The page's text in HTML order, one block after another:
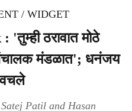
/ WIDGET
ठरावात मोठे
मंडळात'; धनंजय
Patil and Hasan